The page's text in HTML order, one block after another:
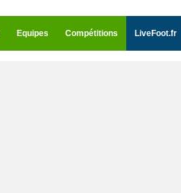
Equipes Compétitions LiveFoot.fr